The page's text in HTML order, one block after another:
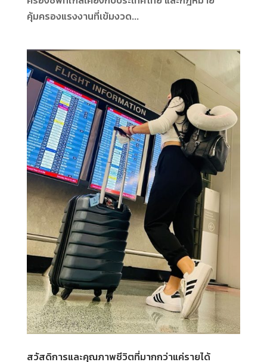
คุ้มครองแรงงานที่เข้มงวด...
สวัสดิการและคุณภาพชีวิตที่มากกว่าแค่รายได้